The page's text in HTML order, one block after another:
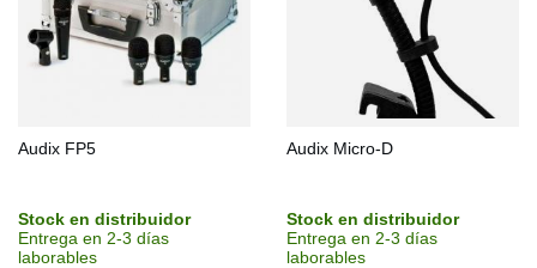
Audix FP5
Stock en distribuidor
Entrega en 2-3 días
laborables
Audix Micro-D
Stock en distribuidor
Entrega en 2-3 días
laborables